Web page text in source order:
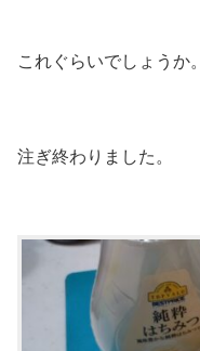
これぐらいでしょうか。
注ぎ終わりました。